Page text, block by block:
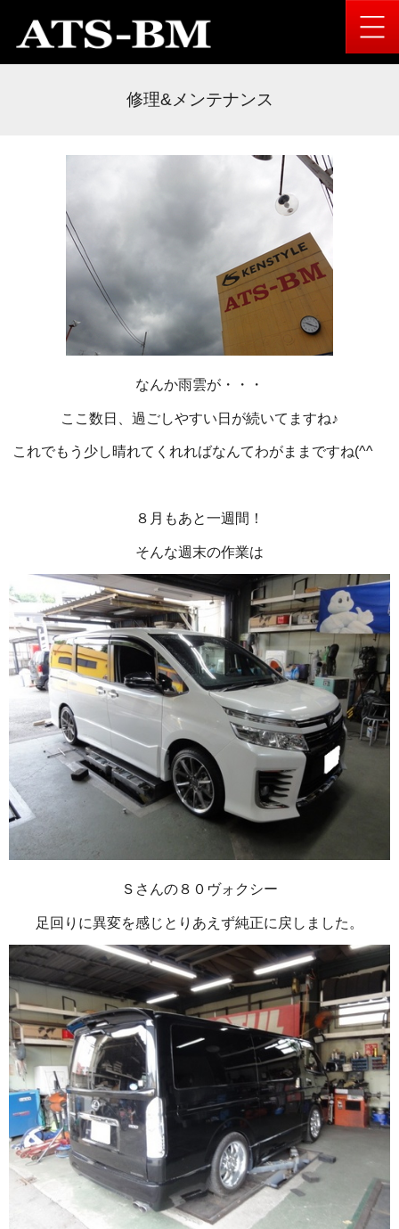
修理&メンテナンス
なんか雨雲が・・・
ここ数日、過ごしやすい日が続いてますね♪
これでもう少し晴れてくれればなんてわがままですね(^^ゞ
８月もあと一週間！
そんな週末の作業は
Ｓさんの８０ヴォクシー
足回りに異変を感じとりあえず純正に戻しました。